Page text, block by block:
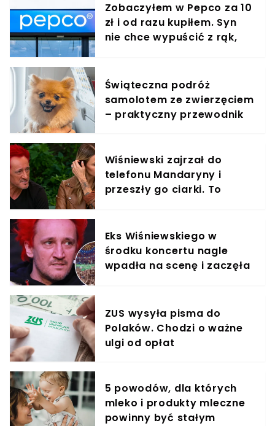
Zobaczyłem w Pepco za 10
zł i od razu kupiłem. Syn
nie chce wypuścić z rąk,
Świąteczna podróż
samolotem ze zwierzęciem
– praktyczny przewodnik
Wiśniewski zajrzał do
telefonu Mandaryny i
przeszły go ciarki. To
Eks Wiśniewskiego w
środku koncertu nagle
wpadła na scenę i zaczęła
ZUS wysyła pisma do
Polaków. Chodzi o ważne
ulgi od opłat
5 powodów, dla których
mleko i produkty mleczne
powinny być stałym